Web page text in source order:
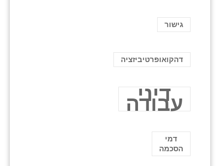
גישור
דהקואופרטיביזציה
דיני
עבודה
דמי
הסכמה